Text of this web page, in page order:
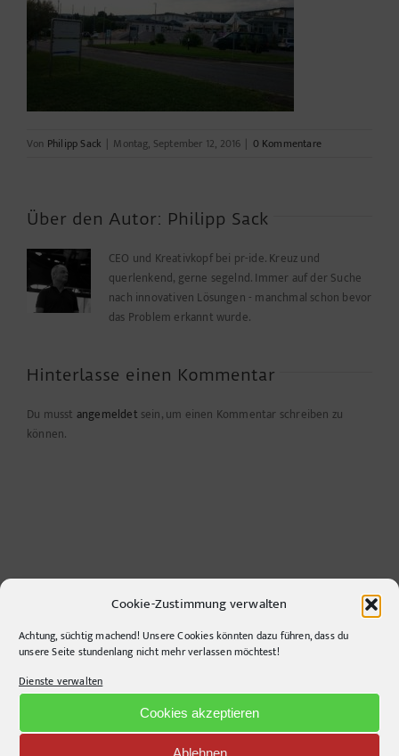
Cookie-Zustimmung verwalten
Achtung, süchtig machend! Unsere Cookies könnten dazu führen, dass du
unsere Seite stundenlang nicht mehr verlassen möchtest!
Dienste verwalten
Cookies akzeptieren
Ablehnen
Von Philipp Sack | Montag, September 12, 2016 | 0 Kommentare
Über den Autor: Philipp Sack
CEO und Kreativkopf bei pr-ide. Kreuz und
querlenkend, gerne segelnd. Immer auf der Suche
nach innovativen Lösungen - manchmal schon bevor
das Problem erkannt wurde.
Hinterlasse einen Kommentar
Du musst angemeldet sein, um einen Kommentar schreiben zu
können.
CONTACT INFO
pr-ide
10555Berlin